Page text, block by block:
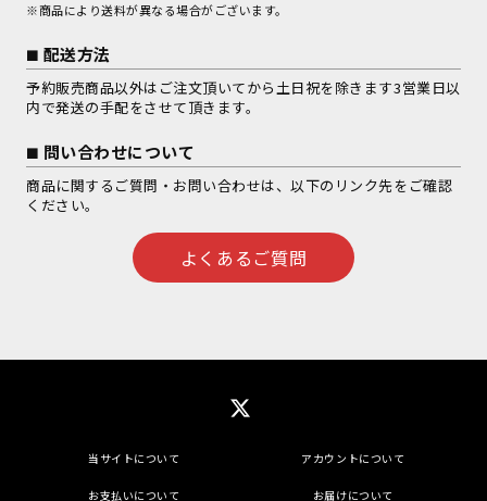
※商品により送料が異なる場合がございます。
配送方法
予約販売商品以外はご注文頂いてから土日祝を除きます3営業日以
内で発送の手配をさせて頂きます。
問い合わせについて
商品に関するご質問・お問い合わせは、以下のリンク先をご確認
ください。
よくあるご質問
当サイトについて アカウントについて
お支払いについて お届けについて